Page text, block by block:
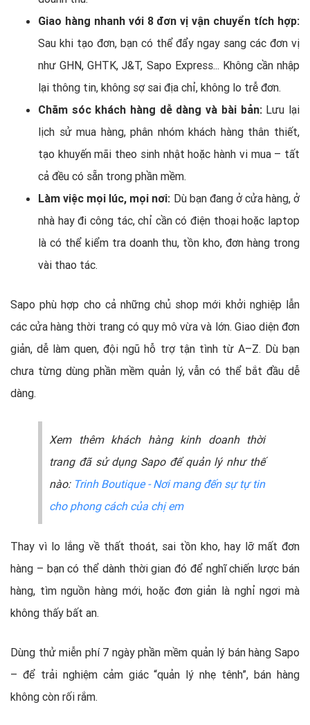
Giao hàng nhanh với 8 đơn vị vận chuyển tích hợp:
Sau khi tạo đơn, bạn có thể đẩy ngay sang các đơn vị
như GHN, GHTK, J&T, Sapo Express... Không cần nhập
lại thông tin, không sợ sai địa chỉ, không lo trễ đơn.
Chăm sóc khách hàng dễ dàng và bài bản:Lưu lại
lịch sử mua hàng, phân nhóm khách hàng thân thiết,
tạo khuyến mãi theo sinh nhật hoặc hành vi mua – tất
cả đều có sẵn trong phần mềm.
Làm việc mọi lúc, mọi nơi: Dù bạn đang ở cửa hàng, ở
nhà hay đi công tác, chỉ cần có điện thoại hoặc laptop
là có thể kiểm tra doanh thu, tồn kho, đơn hàng trong
vài thao tác.
Sapo phù hợp cho cả những chủ shop mới khởi nghiệp lẫn
các cửa hàng thời trang có quy mô vừa và lớn. Giao diện đơn
giản, dễ làm quen, đội ngũ hỗ trợ tận tình từ A–Z. Dù bạn
chưa từng dùng phần mềm quản lý, vẫn có thể bắt đầu dễ
dàng.
Xem thêm khách hàng kinh doanh thời
trang đã sử dụng Sapo để quản lý như thế
nào: Trinh Boutique - Nơi mang đến sự tự tin
cho phong cách của chị em
Thay vì lo lắng về thất thoát, sai tồn kho, hay lỡ mất đơn
hàng – bạn có thể dành thời gian đó để nghĩ chiến lược bán
hàng, tìm nguồn hàng mới, hoặc đơn giản là nghỉ ngơi mà
không thấy bất an.
Dùng thử miễn phí 7 ngày phần mềm quản lý bán hàng Sapo
– để trải nghiệm cảm giác “quản lý nhẹ tênh”, bán hàng
không còn rối rắm.